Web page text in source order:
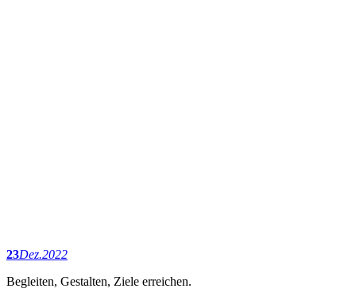
23Dez.2022
Begleiten, Gestalten, Ziele erreichen.